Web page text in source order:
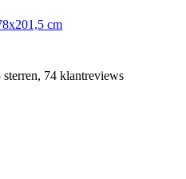
cm
74 klantreviews